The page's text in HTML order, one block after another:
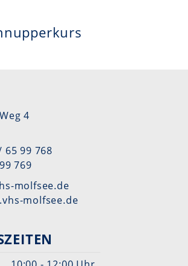
4
65 99 768
769
molfsee.de
molfsee.de